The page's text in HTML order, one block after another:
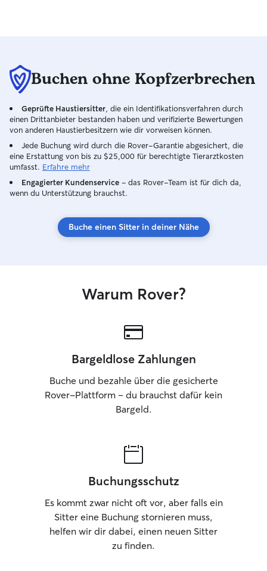
Buchen ohne Kopfzerbrechen
Geprüfte Haustiersitter , die ein Identifikationsverfahren durch
einen Drittanbieter bestanden haben und verifizierte Bewertungen
von anderen Haustierbesitzern wie dir vorweisen können.
Jede Buchung wird durch die Rover-Garantie abgesichert, die
eine Erstattung von bis zu $25,000 für berechtigte Tierarztkosten
umfasst. Erfahre mehr
Engagierter Kundenservice – das Rover-Team ist für dich da,
wenn du Unterstützung brauchst.
Buche einen Sitter in deiner Nähe
Warum Rover?
Bargeldlose Zahlungen
Buche und bezahle über die gesicherte
Rover-Plattform – du brauchst dafür kein
Bargeld.
Buchungsschutz
Es kommt zwar nicht oft vor, aber falls ein
Sitter eine Buchung stornieren muss,
helfen wir dir dabei, einen neuen Sitter
zu finden.